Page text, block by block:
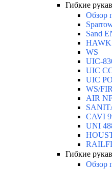
Гибкие
Обзор
Sand
HAWK
WS
UIC-
UIC
UIC
WS/
AIR
CAVI
UNI
Гибкие
Обзор